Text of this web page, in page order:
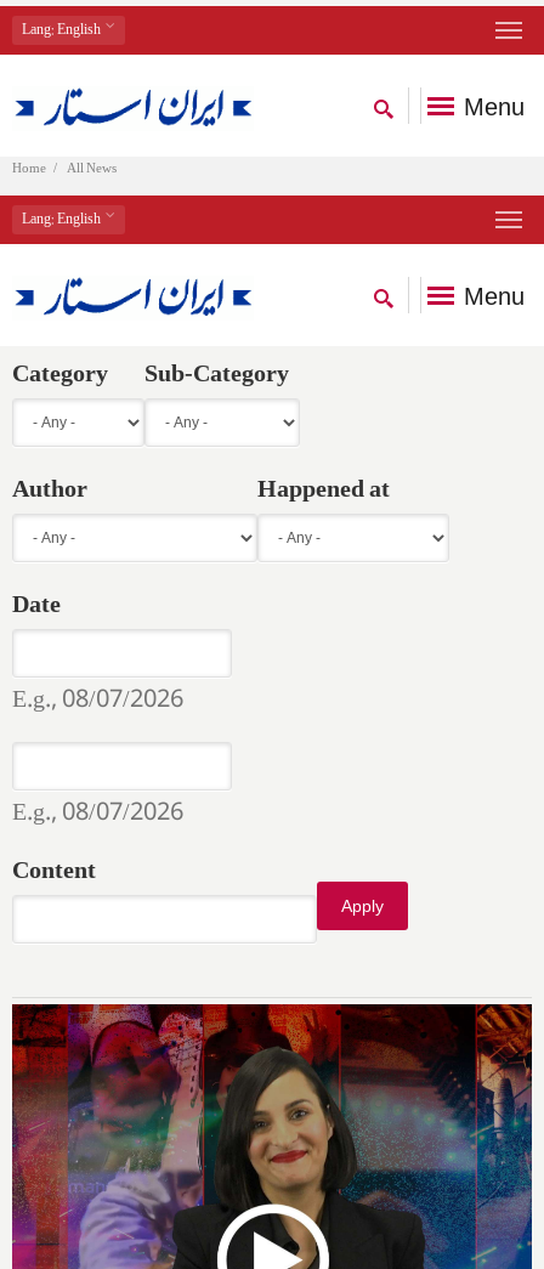
Lang: English
Menu
Home All News
Lang: English
Menu
Category Sub-Category
Author Happened at
Date
E.g., 08/07/2026
E.g., 08/07/2026
Content